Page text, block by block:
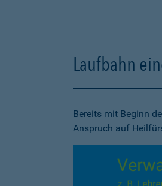
Laufbahn
Bereits mit Beginn
Anspruch auf